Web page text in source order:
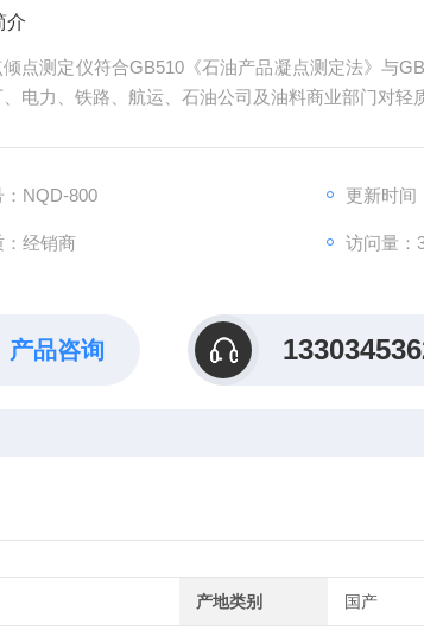
介
点测定仪符合GB510《石油产品凝点测定法》与
电力、铁路、航运、石油公司及油料商业部门对轻
：NQD-800 更新时间
：经销商 访问量：
产品咨询
产地类别 国产